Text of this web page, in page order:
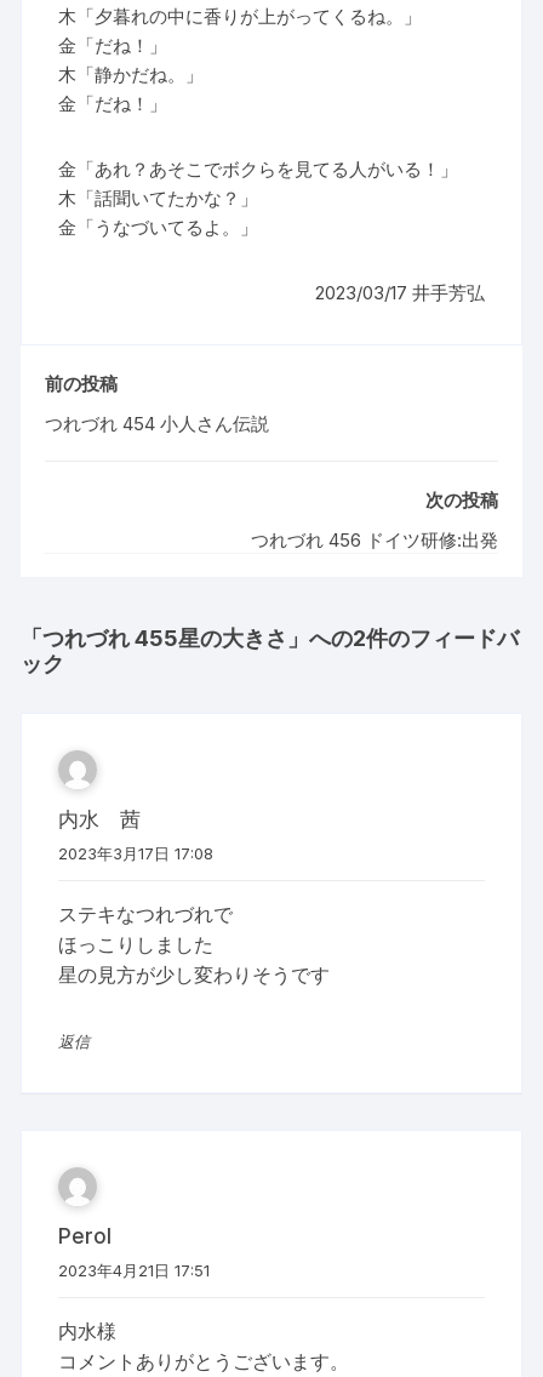
木「夕暮れの中に香りが上がってくるね。」
金「だね！」
木「静かだね。」
金「だね！」
金「あれ？あそこでボクらを見てる人がいる！」
木「話聞いてたかな？」
金「うなづいてるよ。」
2023/03/17 井手芳弘
前の投稿
つれづれ 454 小人さん伝説
次の投稿
つれづれ 456 ドイツ研修:出発
「つれづれ 455星の大きさ 」への2件のフィードバ
ック
内水 茜
2023年3月17日 17:08
ステキなつれづれで
ほっこりしました
星の見方が少し変わりそうです
返信
Perol
2023年4月21日 17:51
内水様
コメントありがとうございます。